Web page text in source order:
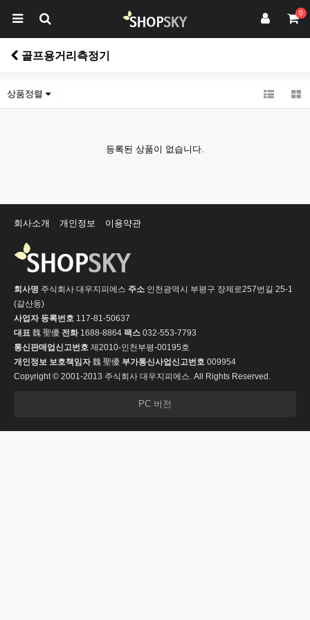
0
골프용거리측정기
상품정렬
등록된 상품이 없습니다.
회사소개 개인정보 이용약관
회사명 주식회사 대우지피에스 주소 인천광역시 부평구 장제로257번길 25-1
(갈산동)
사업자 등록번호 117-81-50637
대표 魏 聖優 전화1688-8864 팩스 032-553-7793
통신판매업신고번호 제2010-인천부평-00195호
개인정보 보호책임자魏 聖優 부가통신사업신고번호 009954
Copyright © 2001-2013 주식회사 대우지피에스. All Rights Reserved.
PC 버전